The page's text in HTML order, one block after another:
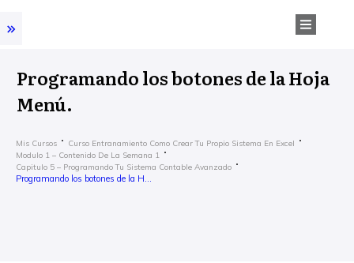
Programando los botones de la Hoja
Menú.
Mis Cursos
Curso Entranamiento Como Crear Tu Propio Sistema En Excel
Modulo 1 – Contenido De La Semana 1
Capitulo 5 – Programando Tu Sistema Contable Avanzado